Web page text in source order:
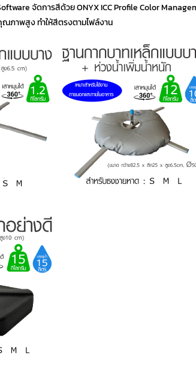
จัดการสีด้วย ONYX ICC Profile Color
ณภาพสูง ทำให้สีตรงตามไฟล์งาน